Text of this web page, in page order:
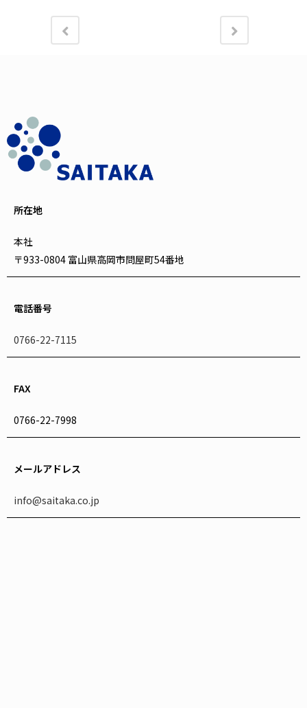
所在地
本社
〒933-0804 富山県高岡市問屋町54番地
電話番号
0766-22-7115
FAX
0766-22-7998
メールアドレス
info@saitaka.co.jp